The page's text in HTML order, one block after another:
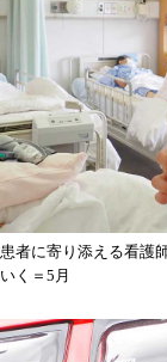
患者に寄り添える看護
いく＝5月